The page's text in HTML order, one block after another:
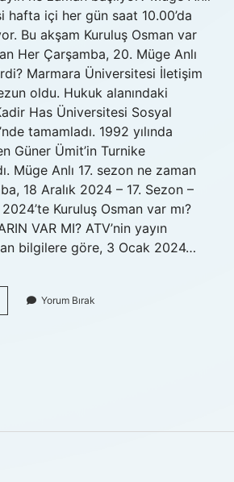
hafta içi her gün saat 10.00’da
Bu akşam Kuruluş Osman var
Her Çarşamba, 20. Müge Anlı
Marmara Üniversitesi İletişim
oldu. Hukuk alanındaki
Has Üniversitesi Sosyal
tamamladı. 1992 yılında
Güner Ümit’in Turnike
Müge Anlı 17. sezon ne zaman
18 Aralık 2024 – 17. Sezon –
Kuruluş Osman var mı?
VAR MI? ATV’nin yayın
bilgilere göre, 3 Ocak 2024…
Yorum Bırak